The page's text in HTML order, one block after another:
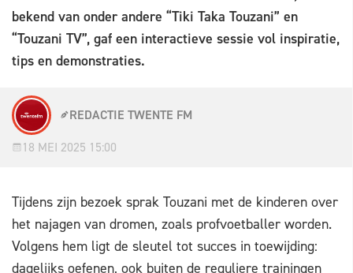
bekend van onder andere “Tiki Taka Touzani” en
“Touzani TV”, gaf een interactieve sessie vol inspiratie,
tips en demonstraties.
REDACTIE TWENTE FM
18 MEI 2025 15:00
Tijdens zijn bezoek sprak Touzani met de kinderen over
het najagen van dromen, zoals profvoetballer worden.
Volgens hem ligt de sleutel tot succes in toewijding:
dagelijks oefenen, ook buiten de reguliere trainingen